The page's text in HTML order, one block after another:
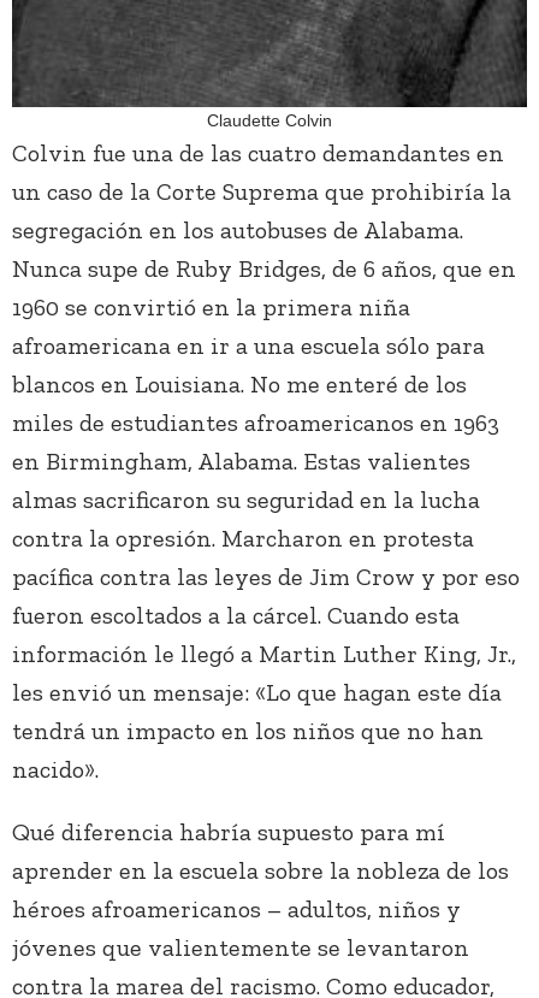
Claudette Colvin
Colvin fue una de las cuatro demandantes en
un caso de la Corte Suprema que prohibiría la
segregación en los autobuses de Alabama.
Nunca supe de Ruby Bridges, de 6 años, que en
1960 se convirtió en la primera niña
afroamericana en ir a una escuela sólo para
blancos en Louisiana. No me enteré de los
miles de estudiantes afroamericanos en 1963
en Birmingham, Alabama. Estas valientes
almas sacrificaron su seguridad en la lucha
contra la opresión. Marcharon en protesta
pacífica contra las leyes de Jim Crow y por eso
fueron escoltados a la cárcel. Cuando esta
información le llegó a Martin Luther King, Jr.,
les envió un mensaje: «Lo que hagan este día
tendrá un impacto en los niños que no han
nacido».
Qué diferencia habría supuesto para mí
aprender en la escuela sobre la nobleza de los
héroes afroamericanos – adultos, niños y
jóvenes que valientemente se levantaron
contra la marea del racismo. Como educador,